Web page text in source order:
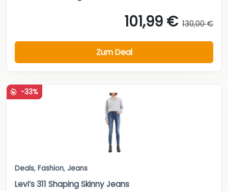
101,99 € 130,00 €
Zum Deal
-33%
Deals, Fashion, Jeans
Levi’s 311 Shaping Skinny Jeans